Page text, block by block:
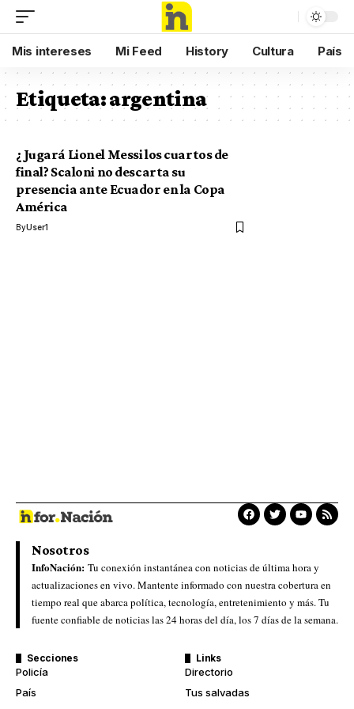
Mis intereses Mi Feed History Cultura País
Etiqueta:argentina
¿Jugará Lionel Messi los cuartos de
final? Scaloni no descarta su
presencia ante Ecuador en la Copa
América
ByUser1
Nosotros
InfoNación: Tu conexión instantánea con noticias de última hora y
actualizaciones en vivo. Mantente informado con nuestra cobertura en
tiempo real que abarca política, tecnología, entretenimiento y más. Tu
fuente confiable de noticias las 24 horas del día, los 7 días de la semana.
Secciones
Policía
País
Links
Directorio
Tus salvadas